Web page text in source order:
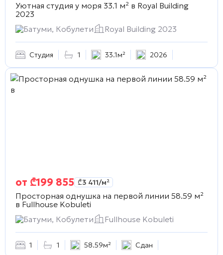
Уютная студия у моря 33.1 м² в Royal Building
2023
Батуми, Кобулети
Royal Building 2023
Студия 1 33.1м² 2026
от ₾199 855 ₾3 411/м²
Просторная однушка на первой линии 58.59 м²
в Fullhouse Kobuleti
Батуми, Кобулети
Fullhouse Kobuleti
1 1 58.59м² Сдан